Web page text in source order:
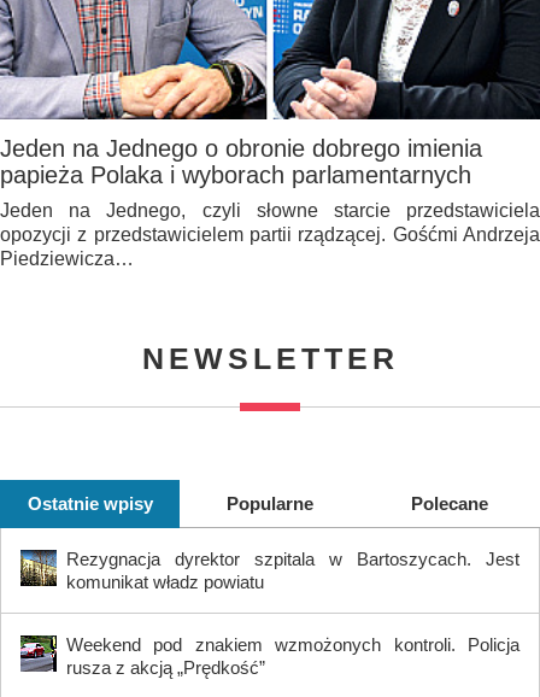
Jeden na Jednego o obronie dobrego imienia
papieża Polaka i wyborach parlamentarnych
Jeden na Jednego, czyli słowne starcie przedstawiciela
opozycji z przedstawicielem partii rządzącej. Gośćmi Andrzeja
Piedziewicza…
NEWSLETTER
Ostatnie wpisy Popularne Polecane
Rezygnacja dyrektor szpitala w Bartoszycach. Jest
komunikat władz powiatu
Weekend pod znakiem wzmożonych kontroli. Policja
rusza z akcją „Prędkość”